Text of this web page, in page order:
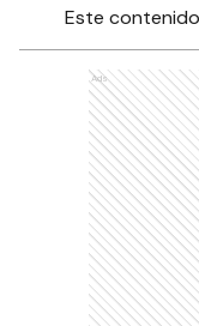
Este
Ads